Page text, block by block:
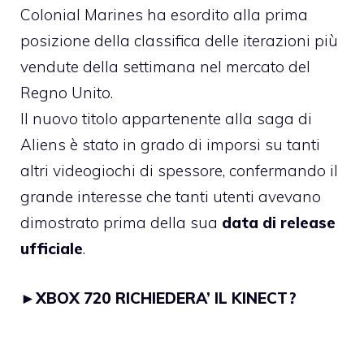
Colonial Marines ha esordito alla prima
posizione della classifica delle iterazioni più
vendute della settimana nel mercato del
Regno Unito.
Il nuovo titolo appartenente alla saga di
Aliens è stato in grado di imporsi su tanti
altri videogiochi di spessore, confermando il
grande interesse che tanti utenti avevano
dimostrato prima della sua data di release
ufficiale.
►XBOX 720 RICHIEDERA’ IL KINECT?